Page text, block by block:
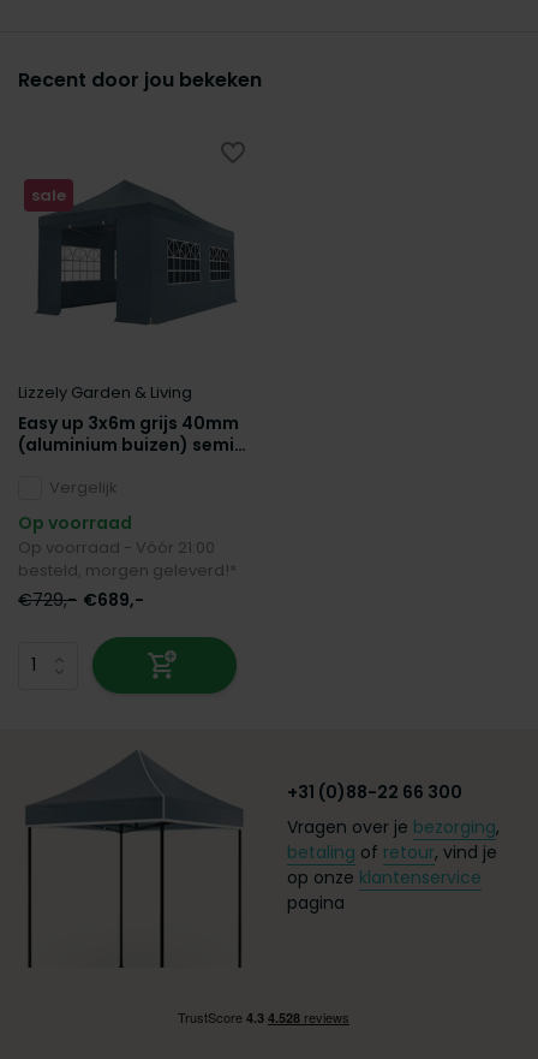
Recent door jou bekeken
sale
Lizzely Garden & Living
Easy up 3x6m grijs 40mm
(aluminium buizen) semi
opvouwbaar
Vergelijk
Op voorraad
Op voorraad - Vóór 21:00
besteld, morgen geleverd!*
€729,- €689,-
+31 (0)88-22 66 300
Vragen over je bezorging,
betaling of retour, vind je
op onze klantenservice
pagina